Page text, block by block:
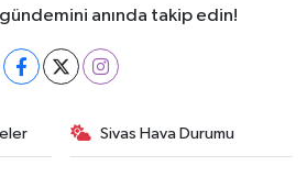
anında takip edin!
Sivas Hava Durumu